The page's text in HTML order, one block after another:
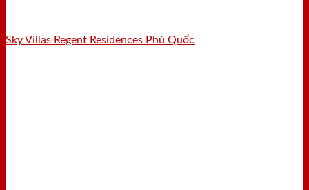
Sky Villas Regent Residences Phú Quốc